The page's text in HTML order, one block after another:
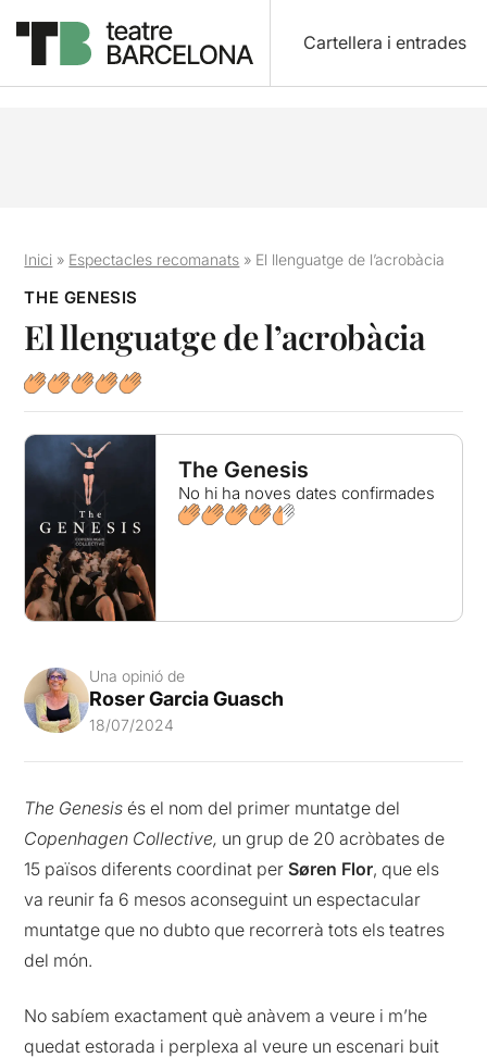
Cartellera i entrades
Inici » Espectacles recomanats » El llenguatge de l’acrobàcia
THE GENESIS
El llenguatge de l’acrobàcia
The Genesis
No hi ha noves dates confirmades
Una opinió de
Roser Garcia Guasch
18/07/2024
The Genesis és el nom del primer muntatge del
Copenhagen Collective, un grup de 20 acròbates de
15 països diferents coordinat perSøren Flor, que els
va reunir fa 6 mesos aconseguint un espectacular
muntatge que no dubto que recorrerà tots els teatres
del món.
No sabíem exactament què anàvem a veure i m’he
quedat estorada i perplexa al veure un escenari buit